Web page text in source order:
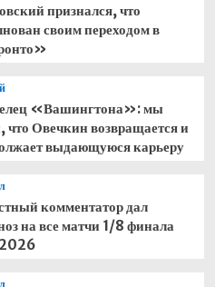
признался, что
своим переходом в
«Вашингтона»: мы
что Овечкин возвращается и
выдающуюся карьеру
комментатор дал
на все матчи 1/8 финала